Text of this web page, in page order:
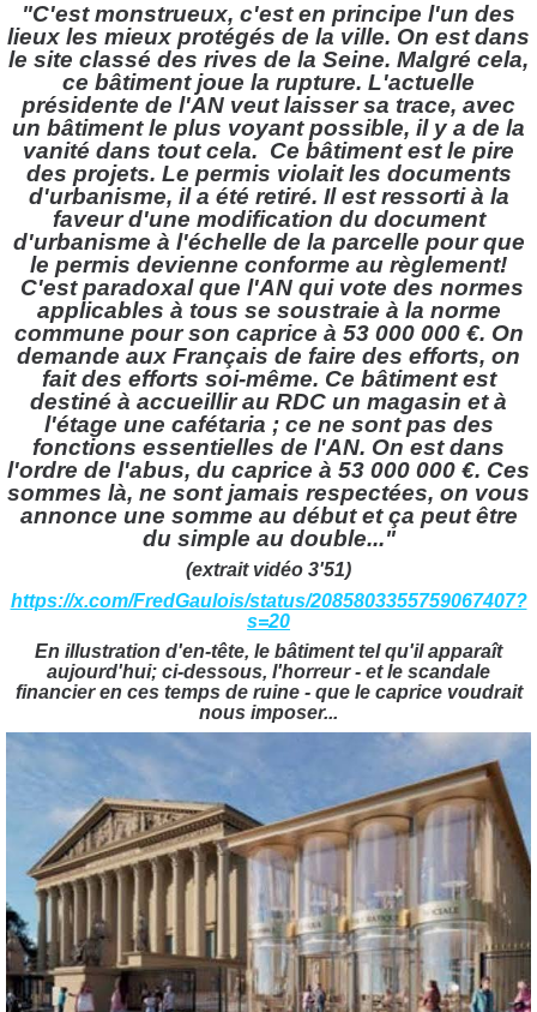
"C'est monstrueux, c'est en principe l'un des
lieux les mieux protégés de la ville. On est dans
le site classé des rives de la Seine. Malgré cela,
ce bâtiment joue la rupture. L'actuelle
présidente de l'AN veut laisser sa trace, avec
un bâtiment le plus voyant possible, il y a de la
vanité dans tout cela. Ce bâtiment est le pire
des projets. Le permis violait les documents
d'urbanisme, il a été retiré. Il est ressorti à la
faveur d'une modification du document
d'urbanisme à l'échelle de la parcelle pour que
le permis devienne conforme au règlement!
C'est paradoxal que l'AN qui vote des normes
applicables à tous se soustraie à la norme
commune pour son caprice à 53 000 000 €. On
demande aux Français de faire des efforts, on
fait des efforts soi-même. Ce bâtiment est
destiné à accueillir au RDC un magasin et à
l'étage une cafétaria ; ce ne sont pas des
fonctions essentielles de l'AN. On est dans
l'ordre de l'abus, du caprice à 53 000 000 €. Ces
sommes là, ne sont jamais respectées, on vous
annonce une somme au début et ça peut être
du simple au double..."
(extrait vidéo 3'51)
https://x.com/FredGaulois/status/2085803355759067407?
s=20
En illustration d'en-tête, le bâtiment tel qu'il apparaît
aujourd'hui; ci-dessous, l'horreur - et le scandale
financier en ces temps de ruine - que le caprice voudrait
nous imposer...